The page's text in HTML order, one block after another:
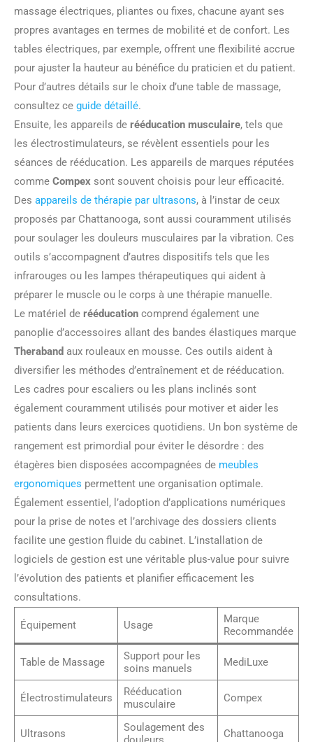
massage électriques, pliantes ou fixes, chacune ayant ses
propres avantages en termes de mobilité et de confort. Les
tables électriques, par exemple, offrent une flexibilité accrue
pour ajuster la hauteur au bénéfice du praticien et du patient.
Pour d’autres détails sur le choix d’une table de massage,
consultez ce guide détaillé.
Ensuite, les appareils de rééducation musculaire, tels que
les électrostimulateurs, se révèlent essentiels pour les
séances de rééducation. Les appareils de marques réputées
comme Compex sont souvent choisis pour leur efficacité.
Des appareils de thérapie par ultrasons, à l’instar de ceux
proposés par Chattanooga, sont aussi couramment utilisés
pour soulager les douleurs musculaires par la vibration. Ces
outils s’accompagnent d’autres dispositifs tels que les
infrarouges ou les lampes thérapeutiques qui aident à
préparer le muscle ou le corps à une thérapie manuelle.
Le matériel de rééducation comprend également une
panoplie d’accessoires allant des bandes élastiques marque
Theraband aux rouleaux en mousse. Ces outils aident à
diversifier les méthodes d’entraînement et de rééducation.
Les cadres pour escaliers ou les plans inclinés sont
également couramment utilisés pour motiver et aider les
patients dans leurs exercices quotidiens. Un bon système de
rangement est primordial pour éviter le désordre : des
étagères bien disposées accompagnées de meubles
ergonomiques permettent une organisation optimale.
Également essentiel, l’adoption d’applications numériques
pour la prise de notes et l’archivage des dossiers clients
facilite une gestion fluide du cabinet. L’installation de
logiciels de gestion est une véritable plus-value pour suivre
l’évolution des patients et planifier efficacement les
consultations.
Équipement Usage
Marque
Recommandée
Table de Massage
Support pour les
soins manuels
MediLuxe
Électrostimulateurs
Rééducation
musculaire
Compex
Ultrasons
Soulagement des
Chattanooga